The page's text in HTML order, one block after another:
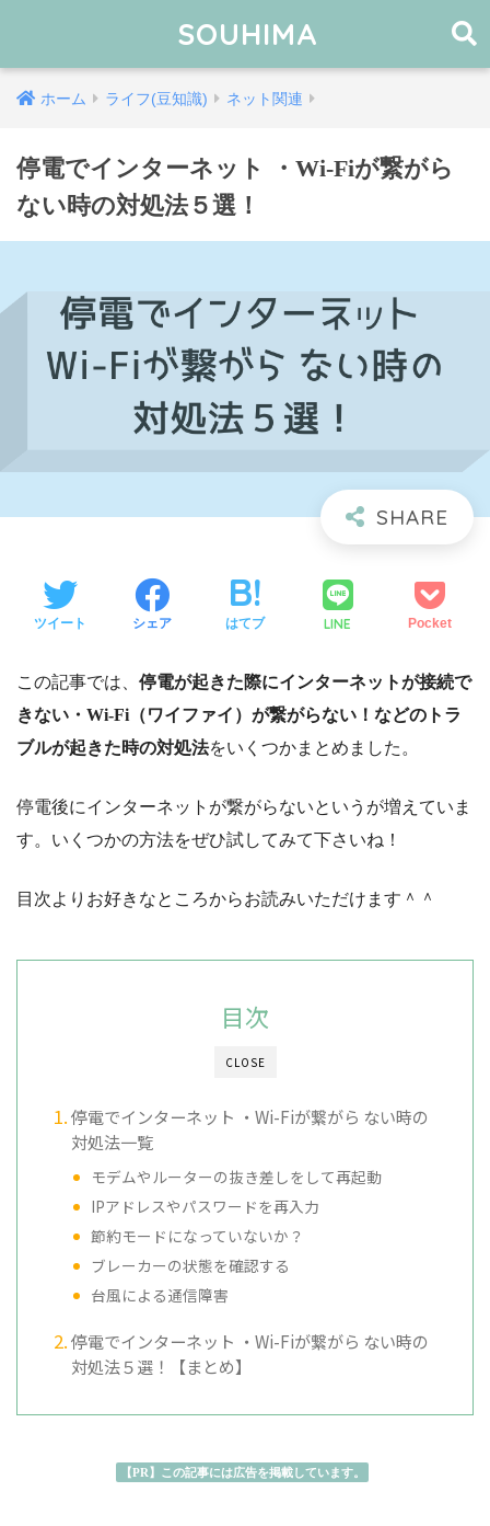
SOUHIMA
ホーム ライフ(豆知識) ネット関連
停電でインターネット ・Wi-Fiが繋がら
ない時の対処法５選！
ツイート シェア はてブ LINE Pocket
この記事では、 停電が起きた際にインターネットが接続で
きない・Wi-Fi（ワイファイ）が繋がらない！などのトラ
ブルが起きた時の対処法をいくつかまとめました。
停電後にインターネットが繋がらないというが増えていま
す。いくつかの方法をぜひ試してみて下さいね！
目次よりお好きなところからお読みいただけます＾＾
CLOSE
目次
停電でインターネット ・Wi-Fiが繋がら ない時の
対処法一覧
モデムやルーターの抜き差しをして再起動
IPアドレスやパスワードを再入力
節約モードになっていないか？
ブレーカーの状態を確認する
台風による通信障害
停電でインターネット ・Wi-Fiが繋がら ない時の
対処法５選！【まとめ】
【PR】この記事には広告を掲載しています。